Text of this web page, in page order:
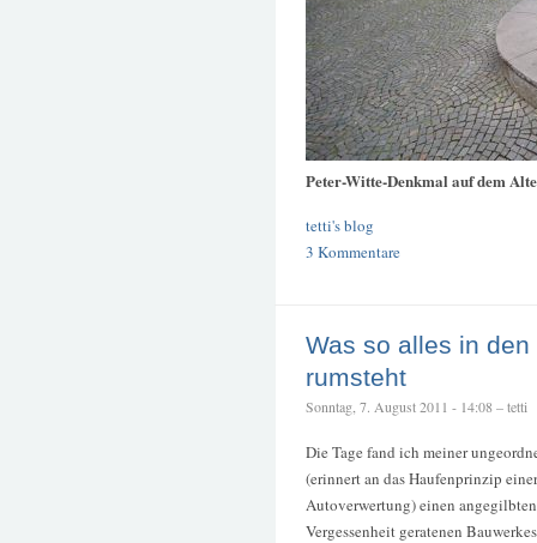
Peter-Witte-Denkmal auf dem
tetti's blog
3 Kommentare
Was so alles in
rumsteht
Sonntag, 7. August 2011 - 14:08 – tetti
Die Tage fand ich meiner
(erinnert an das Haufenprinzip
Autoverwertung) einen
Vergessenheit geratenen